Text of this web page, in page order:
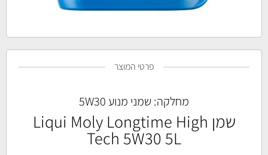
פרטי המוצר
מחלקה: שמני מנוע 5W30
שמן Liqui Moly Longtime High
Tech 5W30 5L